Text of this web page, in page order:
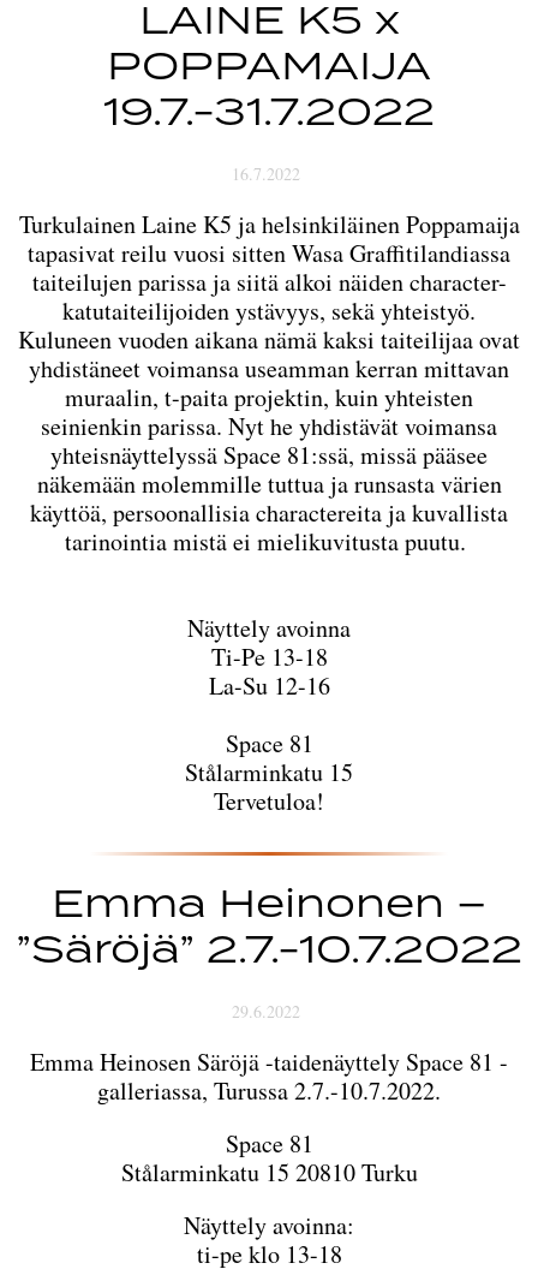
LAINE K5 x
POPPAMAIJA
19.7.-31.7.2022
16.7.2022
Turkulainen Laine K5 ja helsinkiläinen Poppamaija
tapasivat reilu vuosi sitten Wasa Graffitilandiassa
taiteilujen parissa ja siitä alkoi näiden character-
katutaiteilijoiden ystävyys, sekä yhteistyö.
Kuluneen vuoden aikana nämä kaksi taiteilijaa ovat
yhdistäneet voimansa useamman kerran mittavan
muraalin, t-paita projektin, kuin yhteisten
seinienkin parissa. Nyt he yhdistävät voimansa
yhteisnäyttelyssä Space 81:ssä, missä pääsee
näkemään molemmille tuttua ja runsasta värien
käyttöä, persoonallisia charactereita ja kuvallista
tarinointia mistä ei mielikuvitusta puutu.
Näyttely avoinna
Ti-Pe 13-18
La-Su 12-16
Space 81
Stålarminkatu 15
Tervetuloa!
Emma Heinonen –
”Säröjä” 2.7.-10.7.2022
29.6.2022
Emma Heinosen Säröjä -taidenäyttely Space 81 -
galleriassa, Turussa 2.7.-10.7.2022.
Space 81
Stålarminkatu 15 20810 Turku
Näyttely avoinna:
ti-pe klo 13-18